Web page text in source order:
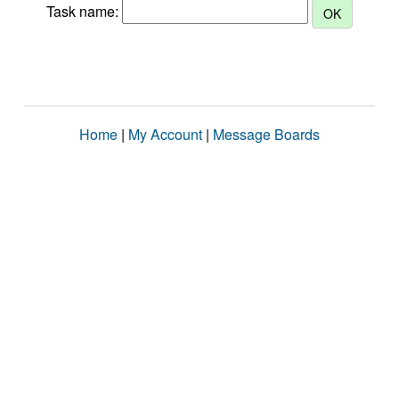
Task name:
Home | My Account | Message Boards